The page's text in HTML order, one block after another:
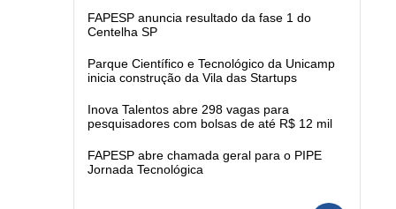
FAPESP anuncia resultado da fase 1 do
Centelha SP
Parque Científico e Tecnológico da Unicamp
inicia construção da Vila das Startups
Inova Talentos abre 298 vagas para
pesquisadores com bolsas de até R$ 12 mil
FAPESP abre chamada geral para o PIPE
Jornada Tecnológica